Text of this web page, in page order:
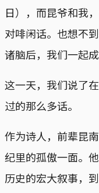
日），而昆爷和我
对啡闲话。也想不
诸脑后，我们一起
这一天，我们说了
过的那么多话。
作为诗人，前辈昆
纪里的孤傲一面。
历史的宏大叙事，